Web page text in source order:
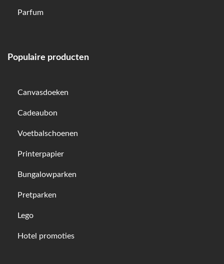
Parfum
Populaire producten
Canvasdoeken
Cadeaubon
Voetbalschoenen
Printerpapier
Bungalowparken
Pretparken
Lego
Hotel promoties